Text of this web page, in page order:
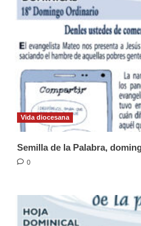
Vida diocesana
Semilla de la Palabra,
0